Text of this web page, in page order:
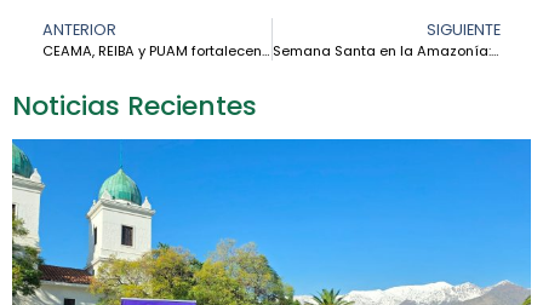
Noticias Recientes
ANTERIOR
CEAMA, REIBA y PUAM fortalecen la articulación comunicativa hacia el 2025
SIGUIENTE
Semana Santa en la Amazonía: Canto de Tierra, Agua y Esperanza